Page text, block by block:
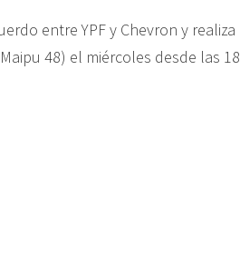
entre YPF y Chevron y realiza
48) el miércoles desde las 18